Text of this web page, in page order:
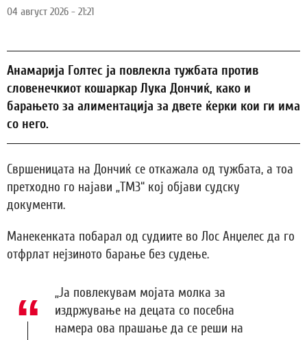
04 август 2026 - 21:21
Анамарија Голтес ја повлекла тужбата против
словенечкиот кошаркар Лука Дончиќ, како и
барањето за алиментација за двете ќерки кои ги има
со него.
Свршеницата на Дончиќ се откажала од тужбата, а тоа
претходно го најави „ТМЗ“ кој објави судску
документи.
Манекенката побарал од судиите во Лос Анџелес да го
отфрлат нејзиното барање без судење.
„Ја повлекувам мојата молка за
издржување на децата со посебна
намера ова прашање да се реши на